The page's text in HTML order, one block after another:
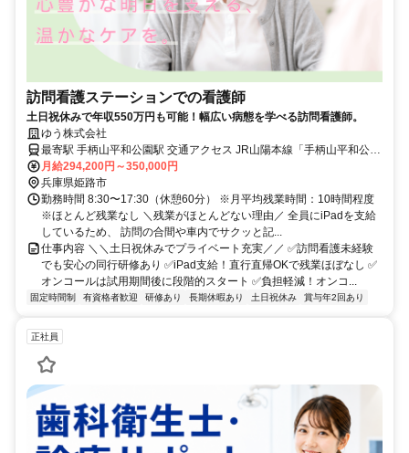
訪問看護ステーションでの看護師
土日祝休みで年収550万円も可能！幅広い病態を学べる訪問看護師。
ゆう株式会社
最寄駅 手柄山平和公園駅 交通アクセス JR山陽本線「手柄山平和公園
駅」から車で3分 〇車通勤OK 〇無料駐車場完備 ★iPad支給により、
業務状況に応じた直行直帰も相談可能です
月給294,200円～350,000円
兵庫県姫路市
勤務時間 8:30〜17:30（休憩60分） ※月平均残業時間：10時間程度
※ほとんど残業なし ＼残業がほとんどない理由／ 全員にiPadを支給
しているため、 訪問の合間や車内でサクッと記...
仕事内容 ＼＼土日祝休みでプライベート充実／／ ✅訪問看護未経験
でも安心の同行研修あり ✅iPad支給！直行直帰OKで残業ほぼなし ✅
オンコールは試用期間後に段階的スタート ✅負担軽減！オンコ...
固定時間制 有資格者歓迎 研修あり 長期休暇あり 土日祝休み 賞与年2回あり
正社員